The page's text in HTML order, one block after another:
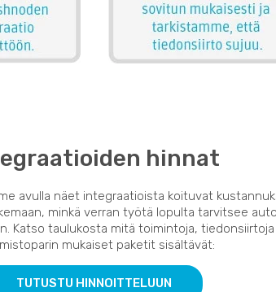
hinnat
avulla näet integraatioista koituvat
minkä verran työtä lopulta tarvitsee
Katso taulukosta mitä toimintoja,
mukaiset paketit sisältävät:
TUTUSTU HINNOITTELUUN